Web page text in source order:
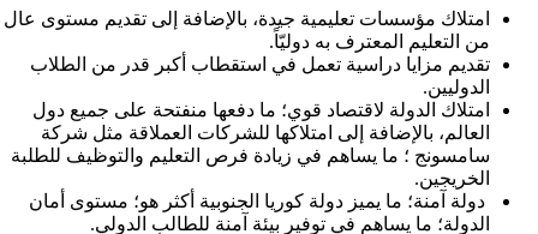
امتلاك مؤسسات تعليمية جيدة، بالإضافة إلى تقديم مستوى عال
من التعليم المعترف به دوليّاً.
تقديم مزايا دراسية تعمل في استقطاب أكبر قدر من الطلاب
الدوليين.
امتلاك الدولة لاقتصاد قوي؛ ما دفعها منفتحة على جميع دول
العالم، بالإضافة إلى امتلاكها للشركات العملاقة مثل شركة
سامسونج ؛ ما يساهم في زيادة فرص التعليم والتوظيف للطلبة
الخريجين.
دولة آمنة؛ ما يميز دولة كوريا الجنوبية أكثر هو؛ مستوى أمان
الدولة؛ ما يساهم في توفير بيئة آمنة للطالب الدولي.